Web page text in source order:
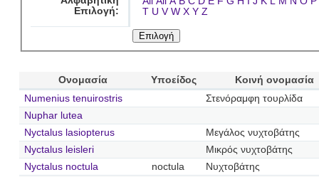
Επιλογή:
T U V W X Y Z
Ονομασία Υποείδος
Κοινή ονομασία
Numenius tenuirostris
Στενόραμφη τουρλίδα
Nuphar lutea
Nyctalus lasiopterus
Μεγάλος νυχτοβάτης
Nyctalus leisleri
Μικρός νυχτοβάτης
Nyctalus noctula
noctula
Νυχτοβάτης